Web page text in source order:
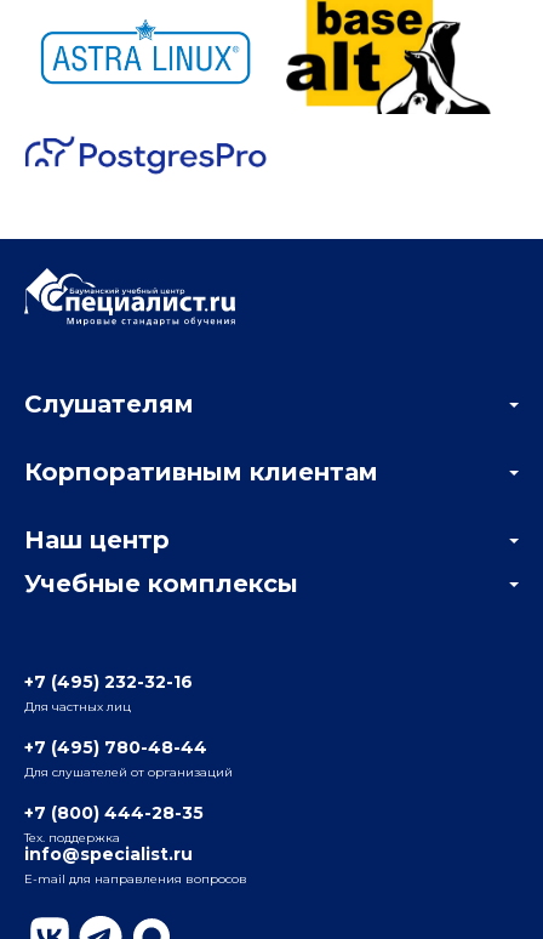
Учебные комплексы
Радио
ул. Радио, д.24, корпус 1, 2-й подъезд, 2-й этаж
ул. Воронцовская, д. 35Б, корп.2, 5-й этаж
Бауманский
ул. Бауманская, д. 6, стр. 2, бизнес-центр «Виктория
Слушателям
Мастер-классы и вебинары
Корпоративным клиентам
Отзывы компаний
Наш центр
Информация о центре
+7 (495) 232-32-16
Для частных лиц
+7 (495) 780-48-44
Для слушателей от организаций
+7 (800) 444-28-35
Тех. поддержка
info@specialist.ru
E-mail для направления вопросов